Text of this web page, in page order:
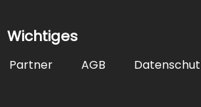
FIZ
Wichtiges
Partner AGB